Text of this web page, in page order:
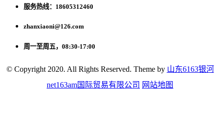
服务热线：18605312460
zhanxiaoni@126.com
周一至周五，08:30-17:00
© Copyright 2020. All Rights Reserved. Theme by 山东6163银河
net163am国际贸易有限公司 网站地图